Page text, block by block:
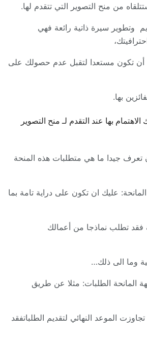
من منح التصوير التي تتقدم لها.
وتطوير سيرة ذاتية رائعة فهي
أن تكون مستعدا لتقبل عدم حصولك على
بها.
بها عند التقدم لـ منح التصوير
تعرف جيدا ما هي متطلبات هذه المنحة
عليك ان تكون على دراية تامة بما
فقد تطلب نماذجا من أعمالك
وما الى ذلك…
المانحة الطلبات: مثلا عن طريق
تجاوزت الموعد النهائي لتقديم الطلباتفقد